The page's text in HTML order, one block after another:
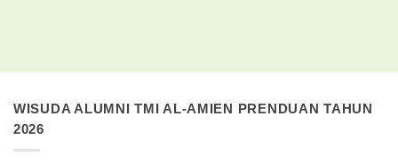
WISUDA ALUMNI TMI AL-AMIEN PRENDUAN TAHUN
2026